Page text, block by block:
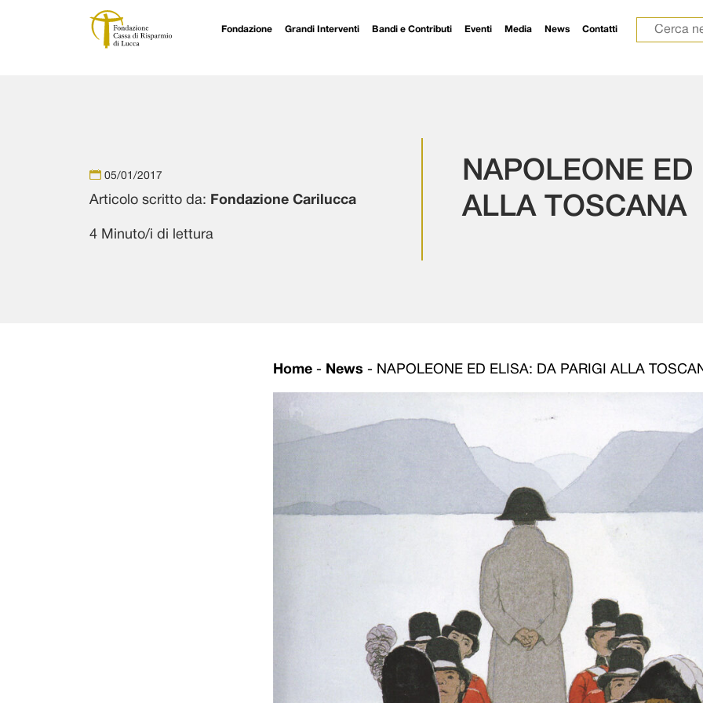
Navigazione principale
Fondazione Grandi Interventi Bandi e Contributi Eventi Media News Contatti Ricerca
05/01/2017
Articolo scritto da: Fondazione Carilucca
4 Minuto/i di lettura
NAPOLEONE
ALLA TOSCANA
Home - News - NAPOLEONE ED ELISA: DA PARIGI ALLA